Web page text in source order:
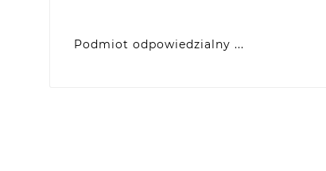
Podmiot odpowiedzialny ...